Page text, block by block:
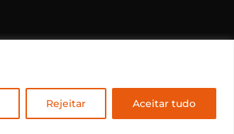
Rejeitar Aceitar tudo